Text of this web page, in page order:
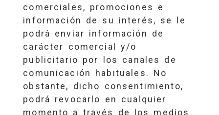
comerciales, promociones e
información de su interés, se le
podrá enviar información de
carácter comercial y/o
publicitario por los canales de
comunicación habituales. No
obstante, dicho consentimiento,
podrá revocarlo en cualquier
momento a través de los medios